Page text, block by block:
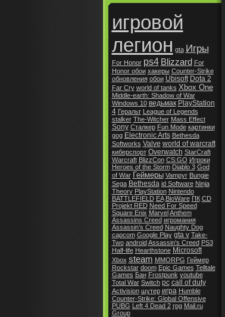
игровой
легион gta Игры
For Honor ps4 Blizzard For
Honor обои хакеры Counter-Strike
обновления обои Ubisoft Dota 2
Far Cry world of tanks Xbox One
Middle-earth: Shadow of War
Windows 10 ведьмак PlayStation
4 Геральт League of Legends
stalker The-Witcher Mass Effect
Sony Сталкер Fun Mode картинки
gog Electronic Arts Bethesda
Softworks Valve world of warcraft
киберспорт Overwatch StarCraft
Warcraft BlizzCon CS:GO Игроки
Heroes of the Storm Diablo 3 God
of War Геймеры Vampyr Bungie
Sega Bethesda id Software Ninja
Theory PlayStation Nintendo
BATTLEFIELD EA BioWare ПК CD
Projekt RED Need For Speed
Square Enix Marvel Anthem
Assassins Creed игромания
Assassin’s Creed Naughty Dog
capcom Google Play gta v Take-
Two android Assassin's Creed PS3
Half-life Hearthstone Microsoft
Xbox steam MMORPG Геймер
Rockstar doom Epic Games Telltale
Games Бан Frostpunk youtube
Total War Switch pc call of duty
Activision шутер игра Humble
Counter-Strike: Global Offensive
PUBG Left 4 Dead 2 rpg Mail.ru
Group